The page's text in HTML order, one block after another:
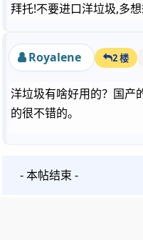
拜托!不要进口洋垃圾,多
Royalene 2 楼
洋垃圾有啥好用的？国产
的很不错的。
- 本帖结束 -